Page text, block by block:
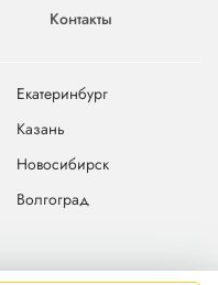
Контакты
Екатеринбург
Казань
Новосибирск
Волгоград